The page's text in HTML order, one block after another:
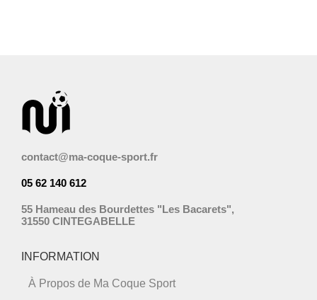
contact@ma-coque-sport.fr
05 62 140 612
55 Hameau des Bourdettes "Les Bacarets",
31550 CINTEGABELLE
INFORMATION
À Propos de Ma Coque Sport